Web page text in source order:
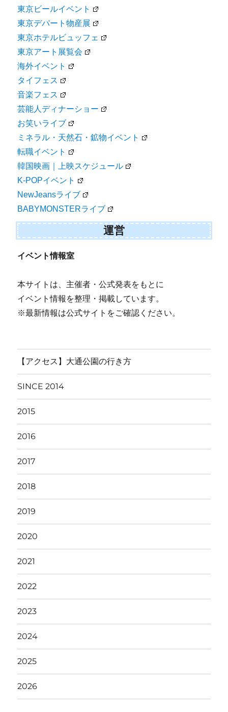
東京ビールイベント
東京デパート物産展
東京ホテルビュッフェ
東京アート展覧会
海外イベント
タイフェス
音楽フェス
芸能人ディナーショー
お笑いライブ
ミネラル・天然石・鉱物イベント
転職イベント
韓国映画｜上映スケジュール
K-POPイベント
NewJeansライブ
BABYMONSTERライブ
運営
イベント情報室
本サイトは、主催者・公式発表をもとに
イベント情報を整理・掲載しています。
※最新情報は公式サイトをご確認ください。
【アクセス】大通公園の行き方
SINCE 2014
2015
2016
2017
2018
2019
2020
2021
2022
2023
2024
2025
2026